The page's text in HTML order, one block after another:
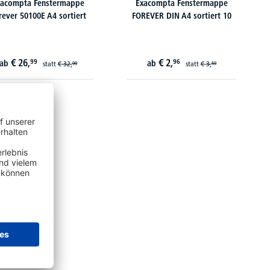
Fenstermappe
50100E A4 sortiert
€ 26,99 statt€ 32,99
Exacompta Fenstermappe
FOREVER DIN A4 sortiert 10
ab € 2,96 statt€ 3,59